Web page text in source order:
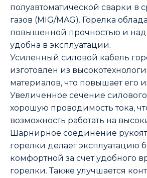
полуавтоматической сварки в
газов (MIG/MAG). Горелка
повышенной прочностью и
удобна в эксплуатации.
Усиленный силовой кабель
изготовлен из
материалов, что повышает его
Увеличенное сечение силового
хорошую проводимость тока,
возможность работать на
Шарнирное соединение
горелки делает эксплуатацию
комфортной за счет удобного
горелки. Также улучшается